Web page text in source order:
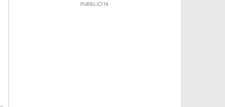
PUBBLICITA